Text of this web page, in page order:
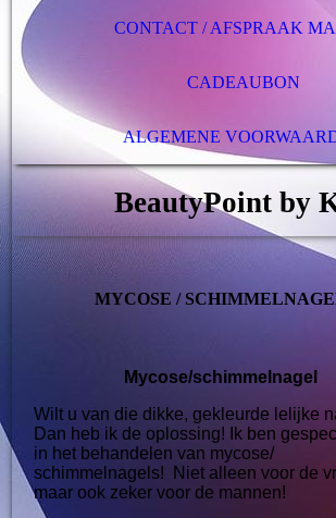
CONTACT / AFSPRAAK
CADEAUBON
ALGEMENE
BeautyPoint by
MYCOSE /
Mycose/schimmelnagel
Wilt u van die dikke, gekleurde lelijke
Dan heb ik de oplossing!
Ik ben
in het behandelen van mycose/
schimmelnagels! Niet alleen voor de
maar ook zeker voor de mannen!